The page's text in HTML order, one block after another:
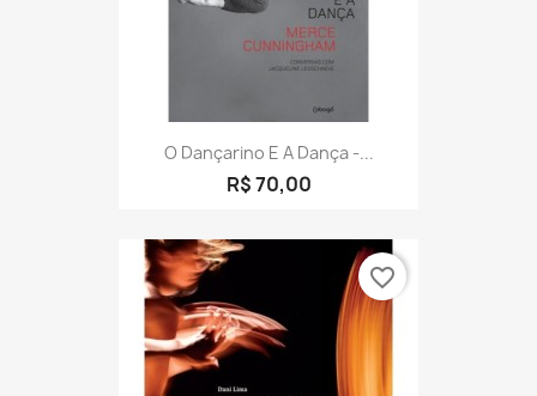
O Dançarino E A Dança -...
R$ 70,00
favorite_border